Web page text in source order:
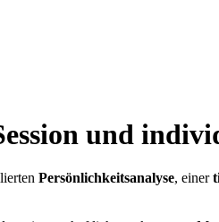
und
Persönlichkeitsanalyse, einer